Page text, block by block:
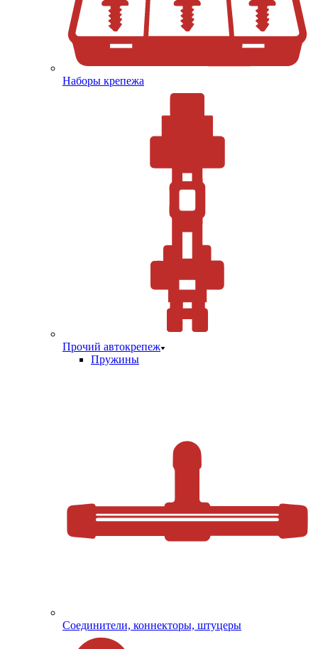
Наборы крепежа
Прочий автокрепеж
Пружины
Соединители, коннекторы, штуцеры